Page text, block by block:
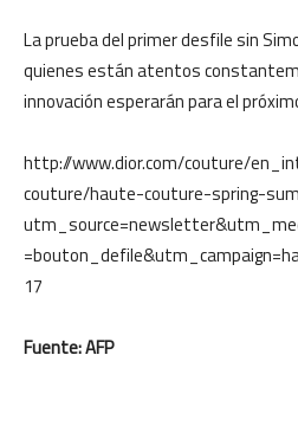
La prueba del primer desfile sin
quienes están atentos
innovación esperarán para el
http://www.dior.com/couture/
couture/haute-couture-spring-
17
Fuente: AFP